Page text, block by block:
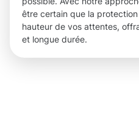
être certain que la
hauteur de vos attentes,
et longue durée.